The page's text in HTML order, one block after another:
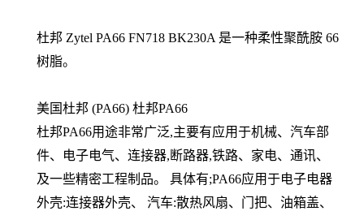
杜邦 Zytel PA66 FN718 BK230A 是一种柔性聚酰胺 66
树脂。
美国杜邦 (PA66) 杜邦PA66
杜邦PA66用途非常广泛,主要有应用于机械、汽车部
件、电子电气、连接器,断路器,铁路、家电、通讯、
及一些精密工程制品。 具体有;PA66应用于电子电器
外壳:连接器外壳、 汽车:散热风扇、门把、油箱盖、